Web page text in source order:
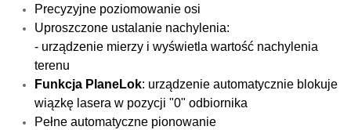
Precyzyjne poziomowanie osi
Uproszczone ustalanie nachylenia:
- urządzenie mierzy i wyświetla wartość nachylenia
terenu
Funkcja PlaneLok: urządzenie automatycznie blokuje
wiązkę lasera w pozycji "0" odbiornika
Pełne automatyczne pionowanie